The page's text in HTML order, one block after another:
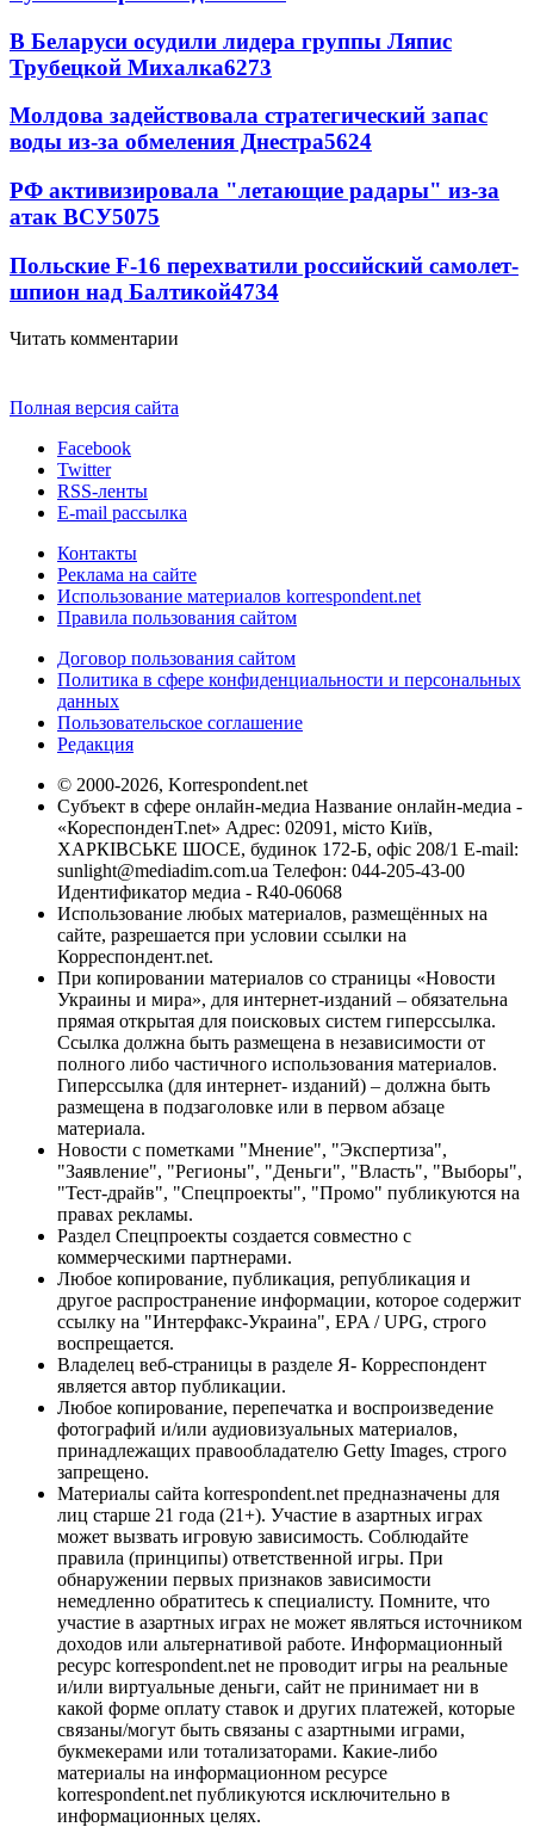
В Беларуси осудили лидера группы Ляпис
Трубецкой Михалка6273
Молдова задействовала стратегический запас
воды из-за обмеления Днестра5624
РФ активизировала "летающие радары" из-за
атак ВСУ5075
Польские F-16 перехватили российский самолет-
шпион над Балтикой4734
Читать комментарии
Полная версия сайта
Facebook
Twitter
RSS-ленты
E-mail рассылка
Контакты
Реклама на сайте
Использование материалов korrespondent.net
Правила пользования сайтом
Договор пользования сайтом
Политика в сфере конфиденциальности и персональных
данных
Пользовательское соглашение
Редакция
© 2000-2026, Korrespondent.net
Субъект в сфере онлайн-медиа Название онлайн-медиа -
«КореспонденТ.net» Адрес: 02091, місто Київ,
ХАРКІВСЬКЕ ШОСЕ, будинок 172-Б, офіс 208/1 E-mail:
sunlight@mediadim.com.ua Телефон: 044-205-43-00
Идентификатор медиа - R40-06068
Использование любых материалов, размещённых на
сайте, разрешается при условии ссылки на
Корреспондент.net.
При копировании материалов со страницы «Новости
Украины и мира», для интернет-изданий – обязательна
прямая открытая для поисковых систем гиперссылка.
Ссылка должна быть размещена в независимости от
полного либо частичного использования материалов.
Гиперссылка (для интернет- изданий) – должна быть
размещена в подзаголовке или в первом абзаце
материала.
Новости с пометками "Мнение", "Экспертиза",
"Заявление", "Регионы", "Деньги", "Власть", "Выборы",
"Тест-драйв", "Спецпроекты", "Промо" публикуются на
правах рекламы.
Раздел Спецпроекты создается совместно с
коммерческими партнерами.
Любое копирование, публикация, републикация и
другое распространение информации, которое содержит
ссылку на "Интерфакс-Украина", EPA / UPG, строго
воспрещается.
Владелец веб-страницы в разделе Я- Корреспондент
является автор публикации.
Любое копирование, перепечатка и воспроизведение
фотографий и/или аудиовизуальных материалов,
принадлежащих правообладателю Getty Images, строго
запрещено.
Материалы сайта korrespondent.net предназначены для
лиц старше 21 года (21+). Участие в азартных играх
может вызвать игровую зависимость. Соблюдайте
правила (принципы) ответственной игры. При
обнаружении первых признаков зависимости
немедленно обратитесь к специалисту. Помните, что
участие в азартных играх не может являться источником
доходов или альтернативой работе. Информационный
ресурс korrespondent.net не проводит игры на реальные
и/или виртуальные деньги, сайт не принимает ни в
какой форме оплату ставок и других платежей, которые
связаны/могут быть связаны с азартными играми,
букмекерами или тотализаторами. Какие-либо
материалы на информационном ресурсе
korrespondent.net публикуются исключительно в
информационных целях.